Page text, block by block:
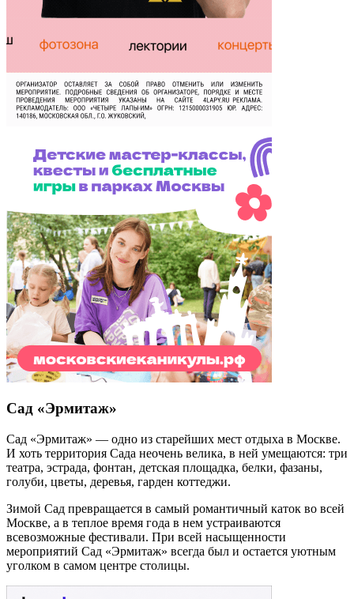
Сад «Эрмитаж»
Сад «Эрмитаж» — одно из старейших мест отдыха в Москве.
И хоть территория Сада неочень велика, в ней умещаются: три
театра, эстрада, фонтан, детская площадка, белки, фазаны,
голуби, цветы, деревья, гарден коттеджи.
Зимой Сад превращается в самый романтичный каток во всей
Москве, а в теплое время года в нем устраиваются
всевозможные фестивали. При всей насыщенности
мероприятий Сад «Эрмитаж» всегда был и остается уютным
уголком в самом центре столицы.